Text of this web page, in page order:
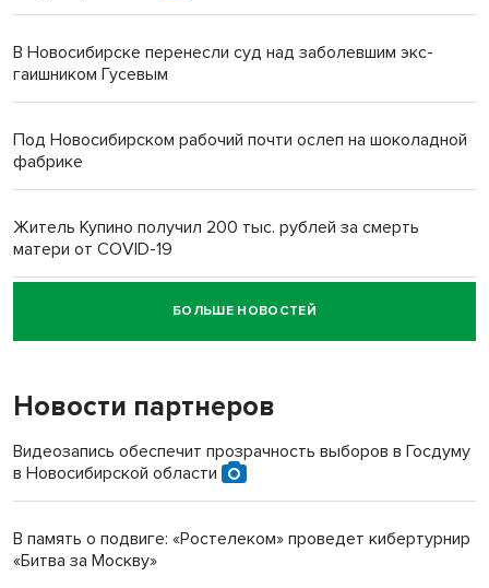
В Новосибирске перенесли суд над заболевшим экс-
гаишником Гусевым
Под Новосибирском рабочий почти ослеп на шоколадной
фабрике
Житель Купино получил 200 тыс. рублей за смерть
матери от COVID-19
Новосибирский суд наказал водителя за смерть
пенсионерки на вокзале
БОЛЬШЕ НОВОСТЕЙ
Новости партнеров
Видеозапись обеспечит прозрачность выборов в Госдуму
в Новосибирской области
В память о подвиге: «Ростелеком» проведет кибертурнир
«Битва за Москву»